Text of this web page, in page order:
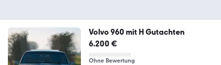
Volvo 960 mit H Gutachten
6.200 €
Ohne Bewertung